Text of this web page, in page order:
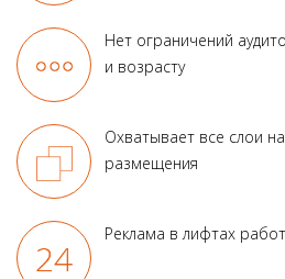
Нет ограничений
и возрасту
Охватывает все слои
размещения
Реклама в лифтах